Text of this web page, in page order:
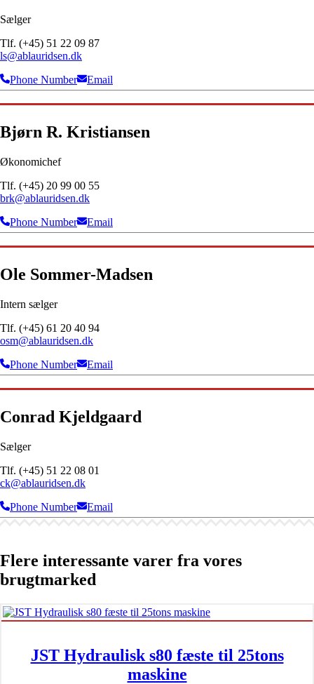
Sælger
Tlf. (+45) 51 22 09 87
ls@ablauridsen.dk
Phone Number
Email
Bjørn R. Kristiansen
Økonomichef
Tlf. (+45) 20 99 00 55
brk@ablauridsen.dk
Phone Number
Email
Ole Sommer-Madsen
Intern sælger
Tlf. (+45) 61 20 40 94
osm@ablauridsen.dk
Phone Number
Email
Conrad Kjeldgaard
Sælger
Tlf. (+45) 51 22 08 01
ck@ablauridsen.dk
Phone Number
Email
Flere interessante varer fra vores
brugtmarked
JST Hydraulisk s80 fæste til 25tons
maskine